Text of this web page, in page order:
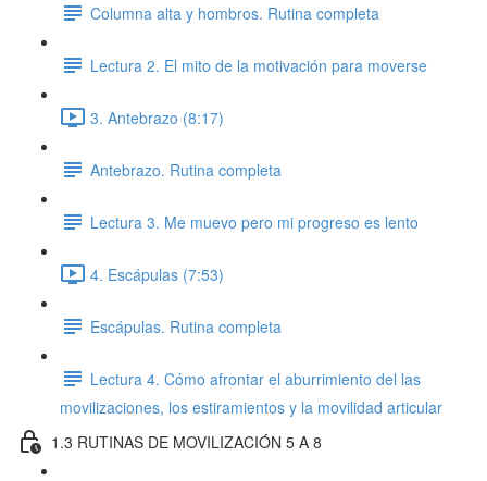
Columna alta y hombros. Rutina completa
Lectura 2. El mito de la motivación para moverse
3. Antebrazo (8:17)
Antebrazo. Rutina completa
Lectura 3. Me muevo pero mi progreso es lento
4. Escápulas (7:53)
Escápulas. Rutina completa
Lectura 4. Cómo afrontar el aburrimiento del las
movilizaciones, los estiramientos y la movilidad articular
1.3 RUTINAS DE MOVILIZACIÓN 5 A 8